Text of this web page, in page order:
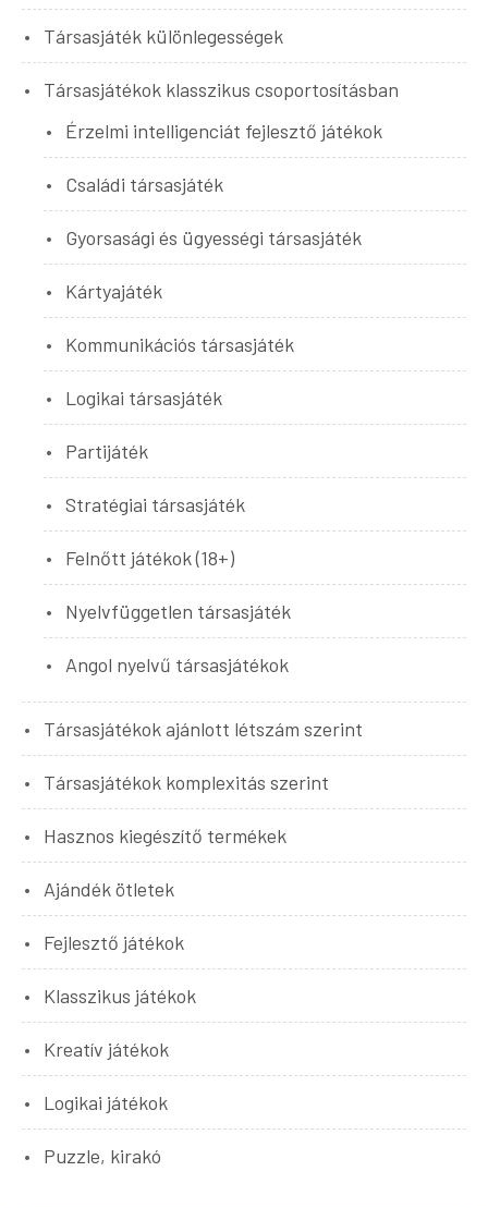
Társasjáték különlegességek
Társasjátékok klasszikus csoportosításban
Érzelmi intelligenciát fejlesztő játékok
Családi társasjáték
Gyorsasági és ügyességi társasjáték
Kártyajáték
Kommunikációs társasjáték
Logikai társasjáték
Partijáték
Stratégiai társasjáték
Felnőtt játékok (18+)
Nyelvfüggetlen társasjáték
Angol nyelvű társasjátékok
Társasjátékok ajánlott létszám szerint
Társasjátékok komplexitás szerint
Hasznos kiegészítő termékek
Ajándék ötletek
Fejlesztő játékok
Klasszikus játékok
Kreatív játékok
Logikai játékok
Puzzle, kirakó